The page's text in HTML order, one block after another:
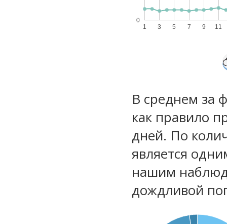
1 3 5 7 9 11
0
В среднем за
как правило
дней. По
является
нашим
дождливой